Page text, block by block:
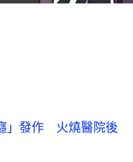
」發作 火燒醫院後